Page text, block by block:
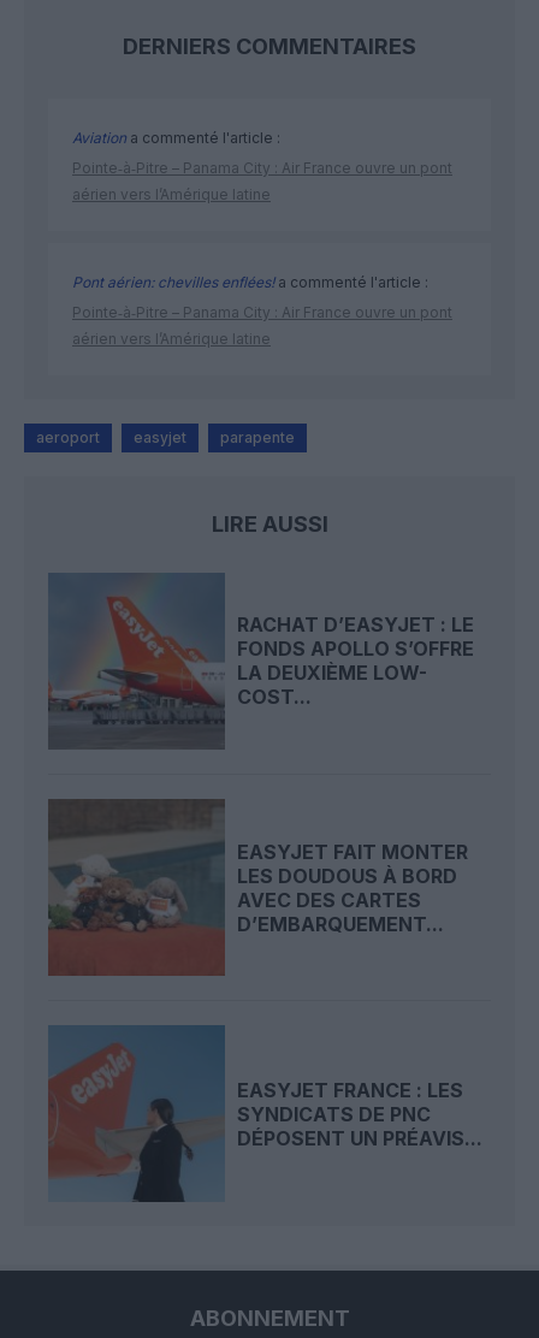
DERNIERS COMMENTAIRES
Aviation a commenté l'article :
Pointe‑à‑Pitre – Panama City : Air France ouvre un pont
aérien vers l’Amérique latine
Pont aérien: chevilles enflées!a commenté l'article :
Pointe‑à‑Pitre – Panama City : Air France ouvre un pont
aérien vers l’Amérique latine
aeroport easyjet parapente
LIRE AUSSI
RACHAT D’EASYJET : LE
FONDS APOLLO S’OFFRE
LA DEUXIÈME LOW-
COST...
EASYJET FAIT MONTER
LES DOUDOUS À BORD
AVEC DES CARTES
D’EMBARQUEMENT...
EASYJET FRANCE : LES
SYNDICATS DE PNC
DÉPOSENT UN PRÉAVIS...
ABONNEMENT